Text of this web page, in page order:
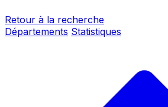
Retour à la recherche
Départements Statistiques